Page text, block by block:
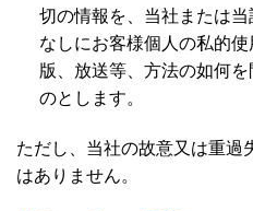
切の情報を、当社または
なしにお客様個人の私的
版、放送等、方法の如何
のとします。
ただし、当社の故意又は重過
はありません。